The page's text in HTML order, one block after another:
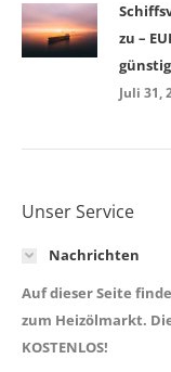
zu –
Juli 31,
Unser Service
Nachrichten
Auf dieser Seite
zum Heizölmarkt.
KOSTENLOS!